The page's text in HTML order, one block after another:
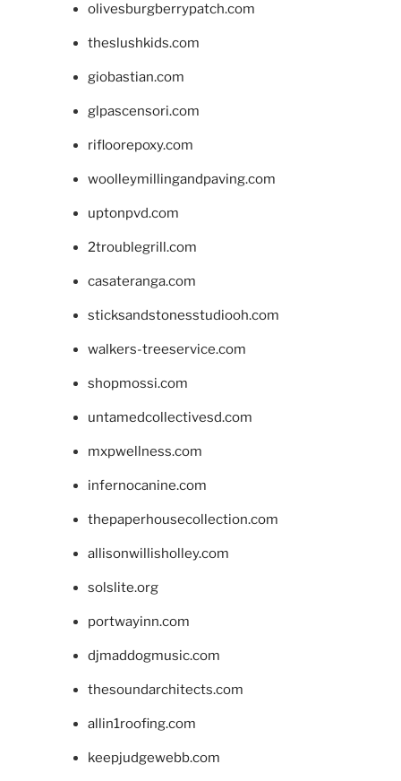
olivesburgberrypatch.com
theslushkids.com
giobastian.com
glpascensori.com
rifloorepoxy.com
woolleymillingandpaving.com
uptonpvd.com
2troublegrill.com
casateranga.com
sticksandstonesstudiooh.com
walkers-treeservice.com
shopmossi.com
untamedcollectivesd.com
mxpwellness.com
infernocanine.com
thepaperhousecollection.com
allisonwillisholley.com
solslite.org
portwayinn.com
djmaddogmusic.com
thesoundarchitects.com
allin1roofing.com
keepjudgewebb.com